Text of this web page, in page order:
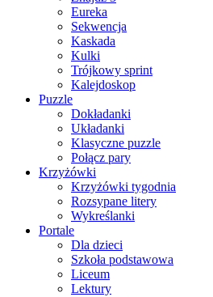
Eureka
Sekwencja
Kaskada
Kulki
Trójkowy sprint
Kalejdoskop
Puzzle
Dokładanki
Układanki
Klasyczne puzzle
Połącz pary
Krzyżówki
Krzyżówki tygodnia
Rozsypane litery
Wykreślanki
Portale
Dla dzieci
Szkoła podstawowa
Liceum
Lektury